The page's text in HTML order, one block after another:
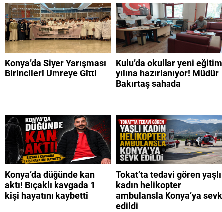
Konya’da Siyer Yarışması
Birincileri Umreye Gitti
Kulu’da okullar yeni eğitim
yılına hazırlanıyor! Müdür
Bakırtaş sahada
Konya’da düğünde kan
aktı! Bıçaklı kavgada 1
kişi hayatını kaybetti
Tokat’ta tedavi gören yaşlı
kadın helikopter
ambulansla Konya’ya sevk
edildi